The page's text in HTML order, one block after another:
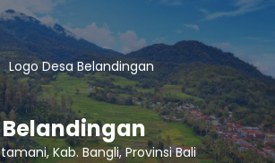
Belandingan
Kab. Bangli, Provinsi Bali